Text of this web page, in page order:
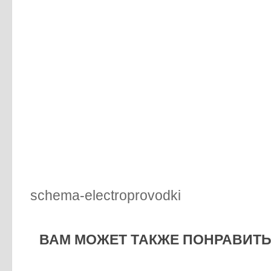
schema-electroprovodki
ВАМ МОЖЕТ ТАКЖЕ